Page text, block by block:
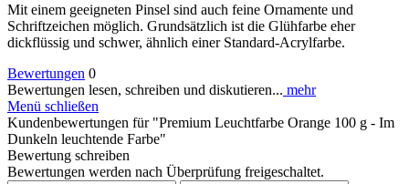
Mit einem geeigneten Pinsel sind auch feine Ornamente und
Schriftzeichen möglich. Grundsätzlich ist die Glühfarbe eher
dickflüssig und schwer, ähnlich einer Standard-Acrylfarbe.
Bewertungen 0
Bewertungen lesen, schreiben und diskutieren... mehr
Menü schließen
Kundenbewertungen für "Premium Leuchtfarbe Orange 100 g - Im
Dunkeln leuchtende Farbe"
Bewertung schreiben
Bewertungen werden nach Überprüfung freigeschaltet.